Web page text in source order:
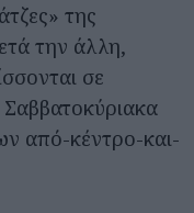
της
την άλλη,
σε
από-κέντρο-και-